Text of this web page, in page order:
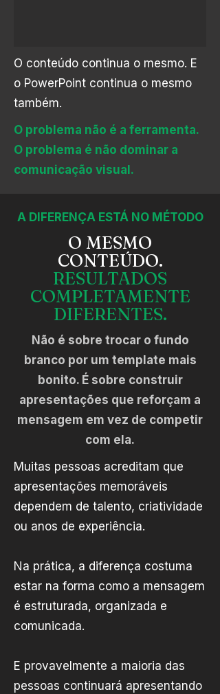
O conteúdo continua o mesmo. E
o PowerPoint continua o mesmo
também.
O problema não é a ferramenta.
O problema é não dominar a
comunicação visual.
A DIFERENÇA ESTÁ NO MÉTODO
O MESMO
CONTEÚDO.
RESULTADOS
COMPLETAMENTE
DIFERENTES.
Não é sobre trocar o fundo
branco por um template mais
bonito. É sobre construir
apresentações que reforçam a
mensagem em vez de competir
com ela.
Muitas pessoas acreditam que
apresentações memoráveis
dependem de talento, criatividade
ou anos de experiência.
Na prática, a diferença costuma
estar na forma como a mensagem
é estruturada, organizada e
comunicada.
E provavelmente a maioria das
pessoas continuará apresentando